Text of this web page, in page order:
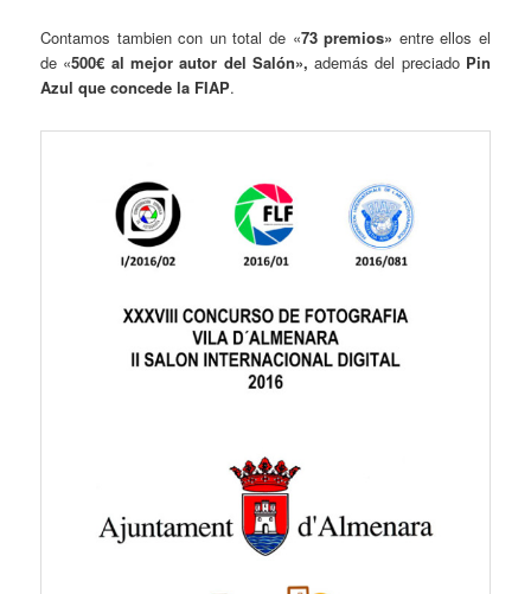
Contamos tambien con un total de «73 premios» entre ellos el
de «500€ al mejor autor del Salón»,además del preciado Pin
Azul que concede la FIAP.